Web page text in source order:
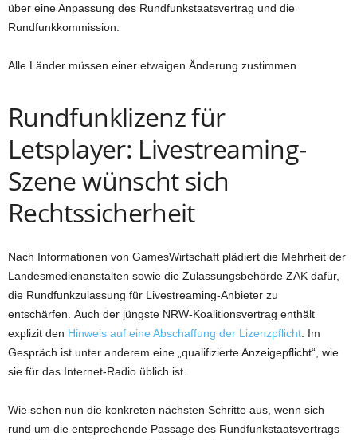
über eine Anpassung des Rundfunkstaatsvertrag und die
Rundfunkkommission.
Alle Länder müssen einer etwaigen Änderung zustimmen.
Rundfunklizenz für
Letsplayer: Livestreaming-
Szene wünscht sich
Rechtssicherheit
Nach Informationen von GamesWirtschaft plädiert die Mehrheit der
Landesmedienanstalten sowie die Zulassungsbehörde ZAK dafür,
die Rundfunkzulassung für Livestreaming-Anbieter zu
entschärfen. Auch der jüngste NRW-Koalitionsvertrag enthält
explizit den Hinweis auf eine Abschaffung der Lizenzpflicht . Im
Gespräch ist unter anderem eine „qualifizierte Anzeigepflicht“, wie
sie für das Internet-Radio üblich ist.
Wie sehen nun die konkreten nächsten Schritte aus, wenn sich
rund um die entsprechende Passage des Rundfunkstaatsvertrags